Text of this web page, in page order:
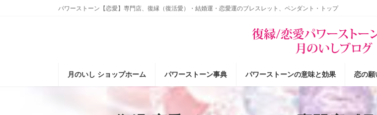
パワーストーン【恋愛】専門店、復縁（復活愛）・結婚運・恋愛運のブレスレット、ペンダント・トップ
月のいし ショップホーム パワーストーン事典 パワーストーンの意味と効果 恋の願